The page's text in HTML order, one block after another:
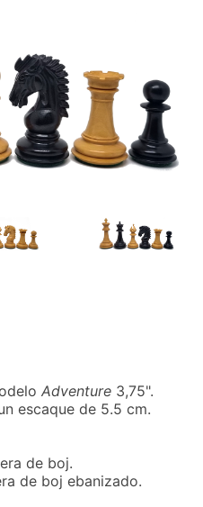
Adventure 3,75".
escaque de 5.5 cm.
de boj.
de boj ebanizado.